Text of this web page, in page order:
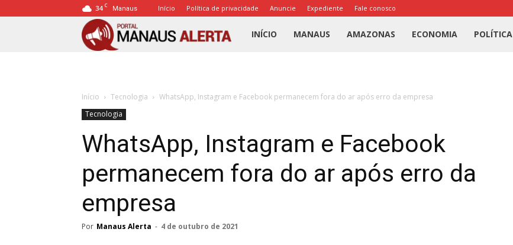
34 C Manaus Início Política de privacidade Anuncie Expediente Fale conosco
Portal
INÍCIO MANAUS AMAZONAS ECONOMIA POLÍTICA
Início Tecnologia
WhatsApp, Instagram e Facebook permanecem fora do ar após erro da empresa
Tecnologia
WhatsApp, Instagram e Facebook
permanecem fora do ar após erro da
empresa
Por Manaus Alerta - 4 de outubro de 2021